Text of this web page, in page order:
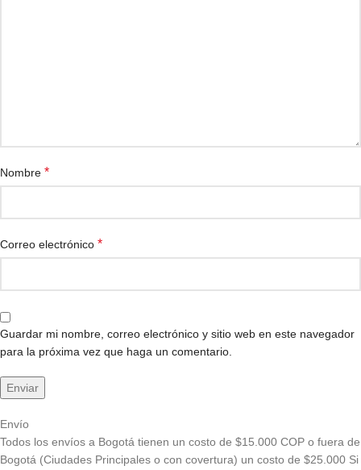
Nombre *
Correo electrónico *
Guardar mi nombre, correo electrónico y sitio web en este navegador
para la próxima vez que haga un comentario.
Envío
Todos los envíos a Bogotá tienen un costo de $15.000 COP o fuera de
Bogotá (Ciudades Principales o con covertura) un costo de $25.000 Si